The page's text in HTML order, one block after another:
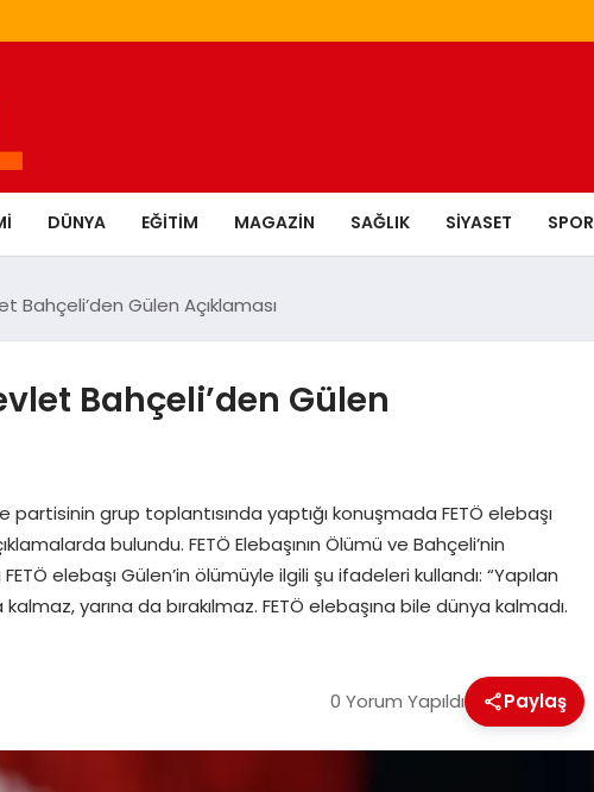
DÜNYA EĞITIM MAGAZIN SAĞLIK SIYASET SPOR
Bahçeli’den Gülen Açıklaması
Bahçeli’den Gülen
partisinin grup toplantısında yaptığı konuşmada FETÖ elebaşı
bulundu. FETÖ Elebaşının Ölümü ve Bahçeli’nin
elebaşı Gülen’in ölümüyle ilgili şu ifadeleri kullandı: “Yapılan
yarına da bırakılmaz. FETÖ elebaşına bile dünya kalmadı.
0 Yorum Yapıldı Paylaş